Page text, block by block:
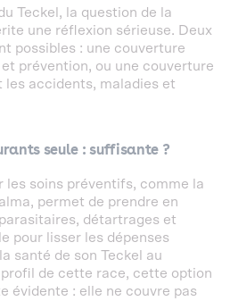
Teckel, la question de la
une réflexion sérieuse. Deux
possibles : une couverture
prévention, ou une couverture
accidents, maladies et
seule : suffisante ?
les soins préventifs, comme la
permet de prendre en
détartrages et
pour lisser les dépenses
santé de son Teckel au
de cette race, cette option
évidente : elle ne couvre pas